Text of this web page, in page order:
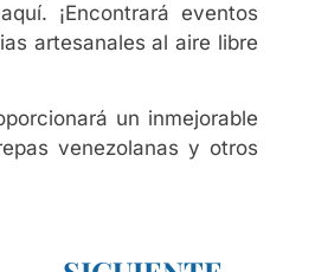
¡Encontrará eventos
artesanales al aire libre
un inmejorable
venezolanas y otros